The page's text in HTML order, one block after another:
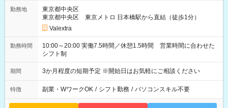
勤務地
東京都中央区
東京都中央区 東京メトロ 日本橋駅から直結（徒歩1分）
Valextra
勤務時間
10:00～20:00 実働7.5時間／休憩1.5時間 営業時間に合わせた
シフト制
期間 3か月程度の短期予定 ※開始日はお気軽にご相談ください
特徴 副業・WワークOK / シフト勤務 / パソコンスキル不要